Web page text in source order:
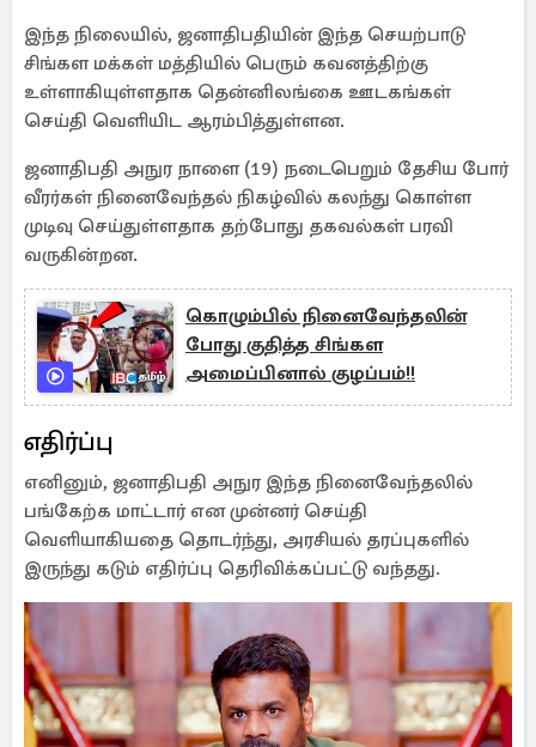
இந்த நிலையில், ஜனாதிபதியின் இந்த செயற்பாடு
சிங்கள மக்கள் மத்தியில் பெரும் கவனத்திற்கு
உள்ளாகியுள்ளதாக தென்னிலங்கை ஊடகங்கள்
செய்தி வெளியிட ஆரம்பித்துள்ளன.
ஜனாதிபதி அநுர நாளை (19) நடைபெறும் தேசிய போர்
வீரர்கள் நினைவேந்தல் நிகழ்வில் கலந்து கொள்ள
முடிவு செய்துள்ளதாக தற்போது தகவல்கள் பரவி
வருகின்றன.
கொழும்பில் நினைவேந்தலின்
போது குதித்த சிங்கள
அமைப்பினால் குழப்பம்!!
எதிர்ப்பு
எனினும், ஜனாதிபதி அநுர இந்த நினைவேந்தலில்
பங்கேற்க மாட்டார் என முன்னர் செய்தி
வெளியாகியதை தொடர்ந்து, அரசியல் தரப்புகளில்
இருந்து கடும் எதிர்ப்பு தெரிவிக்கப்பட்டு வந்தது.